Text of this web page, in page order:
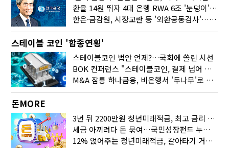
환율 14원 뛰자 4대 은행 RWA 6조 '눈덩이'…2배 뛴 2분기는?
한은·금감원, 시장교란 등 '외환공동검사'…환율 급등 전방위 대응
스테이블 코인 '합종연횡'
스테이블코인 법안 언제?…국회에 쏠린 시선
BOK 컨퍼런스 "스테이블코인, 결제 넘어 보험 대출 등 금융 연결 도구"
M&A 잠룡 하나금융, 비은행서 '두나무'로 눈돌린 이유는
돈MORE
3년 뒤 2200만원 청년미래적금, 최고 금리 받으려면?
세금 아끼려다 돈 묶여…국민성장펀드 누가 가입하면 좋을까
12% 얹어주는 청년미래적금, 갈아타기 거절 될수 있어요